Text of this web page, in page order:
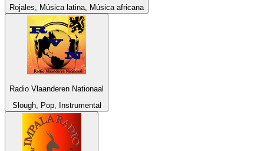
Rojales, Música latina, Música africana
Radio Vlaanderen Nationaal
Slough, Pop, Instrumental